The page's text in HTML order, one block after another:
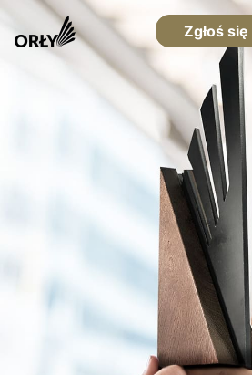
Zgłoś się